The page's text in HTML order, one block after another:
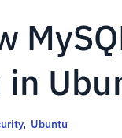
, Ubuntu